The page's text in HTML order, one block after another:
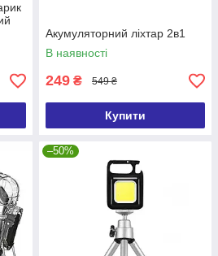
Акумуляторний ліхтар 2в1
В наявності
249 ₴ 549 ₴
Купити
–50%